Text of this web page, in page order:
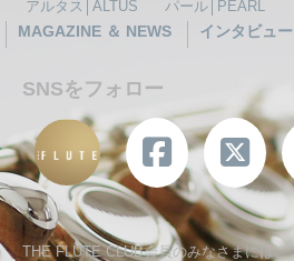
アルタス│ALTUS
パール│PEARL
MAGAZINE ＆ NEWS インタビュー
SNSをフォロー
THE FLUTE CLUB会員のみなさまには、